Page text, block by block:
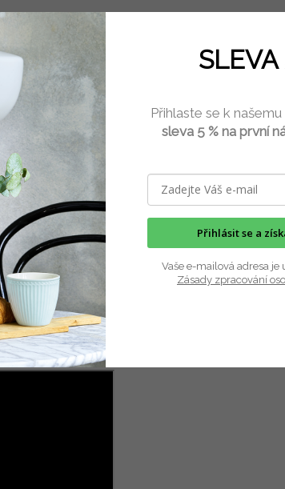
SLEVA
Přihlaste se k
sleva 5 % na první
Přihlásit se a
Vaše e-mailová adresa je
Zásady zpracování